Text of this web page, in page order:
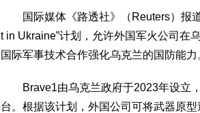
国际媒体《路透社》（Reuters）报道
t in Ukraine”计划，允许外国军火公司在
国际军事技术合作强化乌克兰的国防能力
Brave1由乌克兰政府于2023年设立，
台。根据该计划，外国公司可将武器原